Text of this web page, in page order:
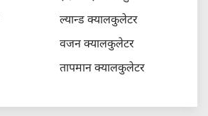
ल्यान्ड क्यालकुलेटर
वजन क्यालकुलेटर
तापमान क्यालकुलेटर